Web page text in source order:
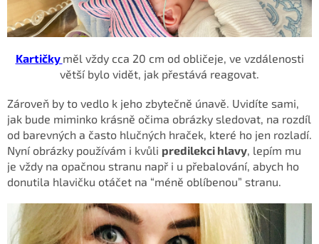
Kartičky měl vždy cca 20 cm od obličeje, ve vzdálenosti
větší bylo vidět, jak přestává reagovat.
Zároveň by to vedlo k jeho zbytečně únavě. Uvidíte sami,
jak bude miminko krásně očima obrázky sledovat, na rozdíl
od barevných a často hlučných hraček, které ho jen rozladí.
Nyní obrázky používám i kvůli predilekci hlavy, lepím mu
je vždy na opačnou stranu např i u přebalování, abych ho
donutila hlavičku otáčet na “méně oblíbenou” stranu.